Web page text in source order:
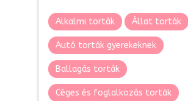
Alkalmi torták Állat torták
Autó torták gyerekeknek
Ballagás torták
Céges és foglalkozás torták